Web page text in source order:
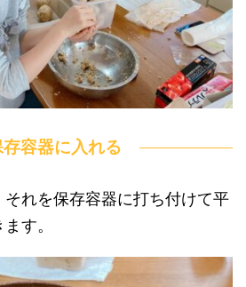
容器に入れる
れを保存容器に打ち付けて平
す。